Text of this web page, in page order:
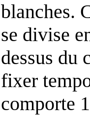
blanches.
se divise
dessus du
fixer
comporte